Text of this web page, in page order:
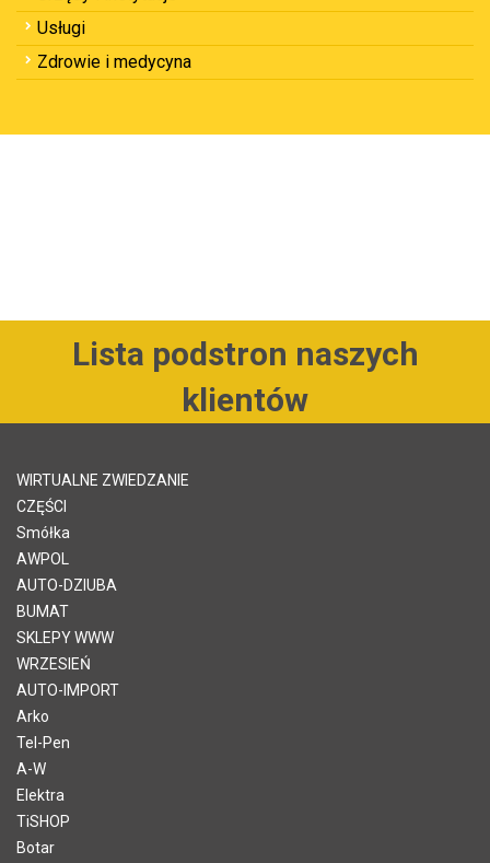
Usługi
Zdrowie i medycyna
Lista podstron naszych
klientów
WIRTUALNE ZWIEDZANIE
CZĘŚCI
Smółka
AWPOL
AUTO-DZIUBA
BUMAT
SKLEPY WWW
WRZESIEŃ
AUTO-IMPORT
Arko
Tel-Pen
A-W
Elektra
TiSHOP
Botar